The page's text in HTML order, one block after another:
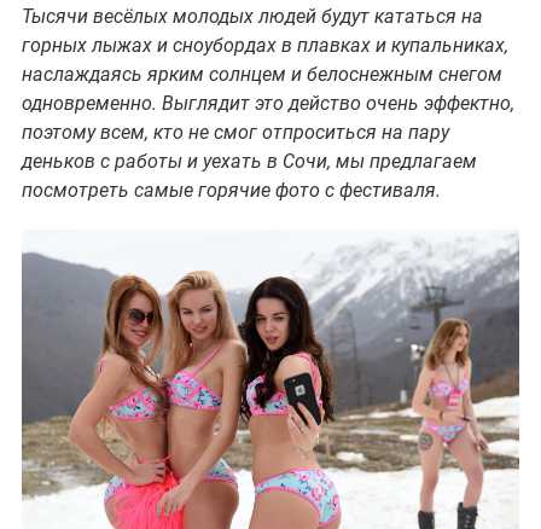
Тысячи весёлых молодых людей будут кататься на
горных лыжах и сноубордах в плавках и купальниках,
наслаждаясь ярким солнцем и белоснежным снегом
одновременно. Выглядит это действо очень эффектно,
поэтому всем, кто не смог отпроситься на пару
деньков с работы и уехать в Сочи, мы предлагаем
посмотреть самые горячие фото с фестиваля.